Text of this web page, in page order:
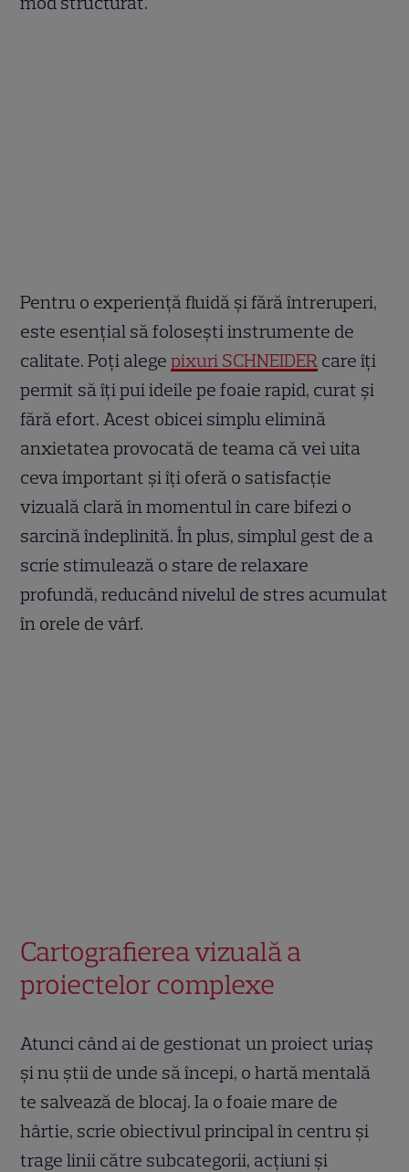
Pentru o experiență fluidă și fără întreruperi,
este esențial să folosești instrumente de
calitate. Poți alegepixuri SCHNEIDER care îți
permit să îți pui ideile pe foaie rapid, curat și
fără efort. Acest obicei simplu elimină
anxietatea provocată de teama că vei uita
ceva important și îți oferă o satisfacție
vizuală clară în momentul în care bifezi o
sarcină îndeplinită. În plus, simplul gest de a
scrie stimulează o stare de relaxare
profundă, reducând nivelul de stres acumulat
în orele de vârf.
Cartografierea vizuală a
proiectelor complexe
Atunci când ai de gestionat un proiect uriaș
și nu știi de unde să începi, o hartă mentală
te salvează de blocaj. Ia o foaie mare de
hârtie, scrie obiectivul principal în centru și
trage linii către subcategorii, acțiuni și